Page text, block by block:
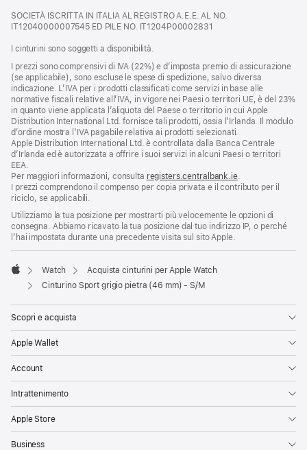
SOCIETÀ ISCRITTA IN ITALIA AL REGISTRO A.E.E. AL NO.
IT12040000007545 ED PILE NO. IT1204P00002831
I cinturini sono soggetti a disponibilità.
I prezzi sono comprensivi di IVA (22%) e d’imposta premio di assicurazione
(se applicabile), sono escluse le spese di spedizione, salvo diversa
indicazione. L’IVA per i prodotti classificati come servizi in base alle
normative fiscali relative all’IVA, in vigore nei Paesi o territori UE, è del 23%
in quanto viene applicata l’aliquota del Paese o territorio in cui Apple
Distribution International Ltd. fornisce tali prodotti, ossia l’Irlanda. Il modulo
d’ordine mostra l’IVA pagabile relativa ai prodotti selezionati.
Apple Distribution International Ltd. è controllata dalla Banca Centrale
d’Irlanda ed è autorizzata a offrire i suoi servizi in alcuni Paesi o territori
EEA.
Per maggiori informazioni, consulta registers.centralbank.ie.
I prezzi comprendono il compenso per copia privata e il contributo per il
riciclo, se applicabili.
Utilizziamo la tua posizione per mostrarti più velocemente le opzioni di
consegna. Abbiamo ricavato la tua posizione dal tuo indirizzo IP, o perché
l’hai impostata durante una precedente visita sul sito Apple.
Apple
Watch
Acquista cinturini per Apple Watch
Cinturino Sport grigio pietra (46 mm) - S/M
Scopri e acquista
Apple Wallet
Account
Intrattenimento
Apple Store
Business